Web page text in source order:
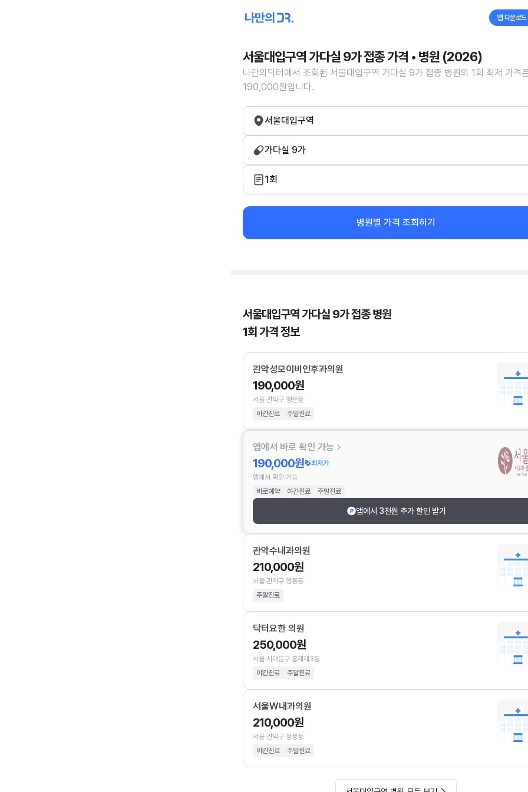
앱 다운로드
서울대입구역 가다실 9가 접종 가격 • 병원 (2026)
나만의닥터에서 조회된 서울대입구역 가다실 9가 접종 병원의 1회 최저 가격
190,000원입니다.
서울대입구역
가다실 9가
1회
병원별 가격 조회하기
서울대입구역 가다실 9가 접종 병원
1회 가격 정보
관악성모이비인후과의원
190,000원
서울 관악구 행운동
야간진료
주말진료
앱에서 바로 확인 가능
190,000원
최저가
앱에서 확인 가능
바로예약
야간진료 주말진료
앱에서 3천원 추가 할인 받기
관악수내과의원
210,000원
서울 관악구 청룡동
주말진료
닥터요한 의원
250,000원
서울 서대문구 홍제제3동
야간진료
주말진료
서울W내과의원
210,000원
서울 관악구 청룡동
야간진료
주말진료